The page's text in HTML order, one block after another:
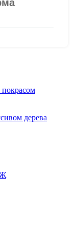
дерева